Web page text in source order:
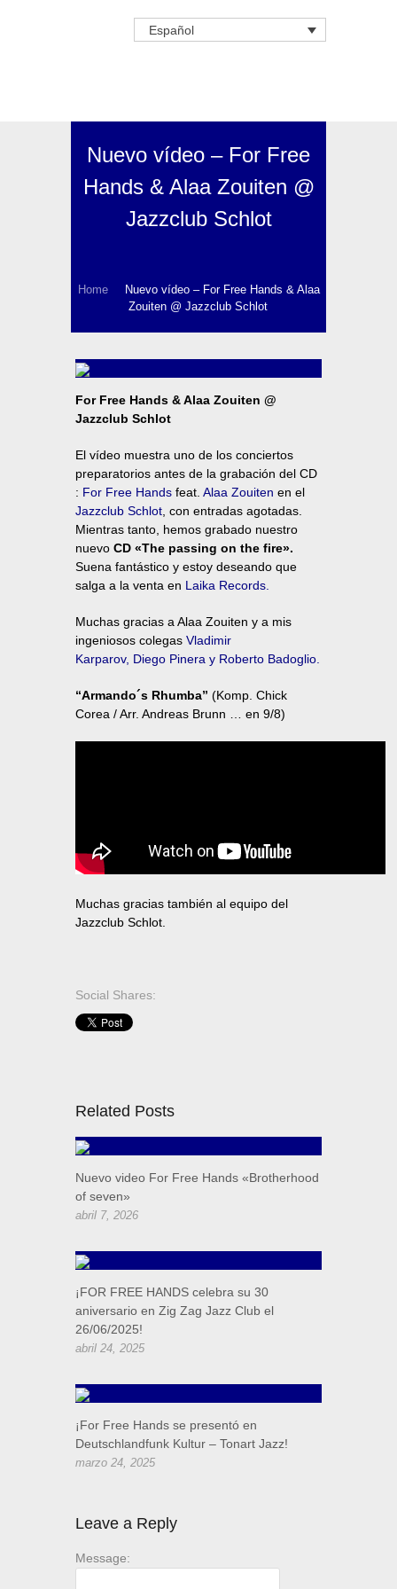
Español
Nuevo vídeo – For Free
Hands & Alaa Zouiten @
Jazzclub Schlot
Home
Nuevo vídeo – For Free Hands & Alaa
Zouiten @ Jazzclub Schlot
For Free Hands & Alaa Zouiten @
Jazzclub Schlot
El vídeo muestra uno de los conciertos
preparatorios antes de la grabación del CD
: For Free Hands feat. Alaa Zouiten en el
Jazzclub Schlot, con entradas agotadas.
Mientras tanto, hemos grabado nuestro
nuevo CD «The passing on the fire».
Suena fantástico y estoy deseando que
salga a la venta en Laika Records.
Muchas gracias a Alaa Zouiten y a mis
ingeniosos colegas Vladimir
Karparov, Diego Pinera y Roberto Badoglio.
“Armando´s Rhumba” (Komp. Chick
Corea / Arr. Andreas Brunn … en 9/8)
Muchas gracias también al equipo del
Jazzclub Schlot.
Social Shares:
Related Posts
Nuevo video For Free Hands «Brotherhood
of seven»
abril 7, 2026
¡FOR FREE HANDS celebra su 30
aniversario en Zig Zag Jazz Club el
26/06/2025!
abril 24, 2025
¡For Free Hands se presentó en
Deutschlandfunk Kultur – Tonart Jazz!
marzo 24, 2025
Leave a Reply
Message: